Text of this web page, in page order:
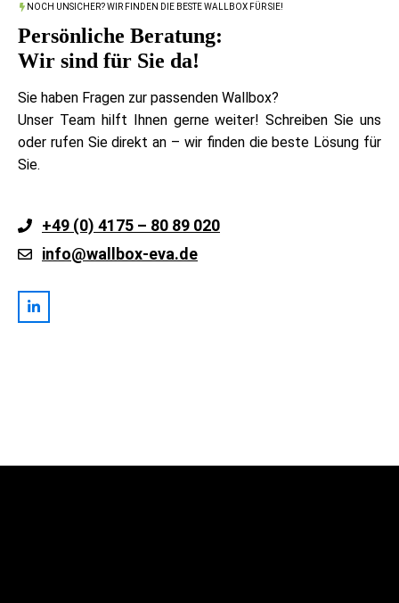
NOCH UNSICHER? WIR FINDEN DIE BESTE WALLBOX FÜR SIE!
Persönliche Beratung:
Wir sind für Sie da!
Sie haben Fragen zur passenden Wallbox?
Unser Team hilft Ihnen gerne weiter! Schreiben Sie uns
oder rufen Sie direkt an – wir finden die beste Lösung für
Sie.
+49 (0) 4175 – 80 89 020
info@wallbox-eva.de